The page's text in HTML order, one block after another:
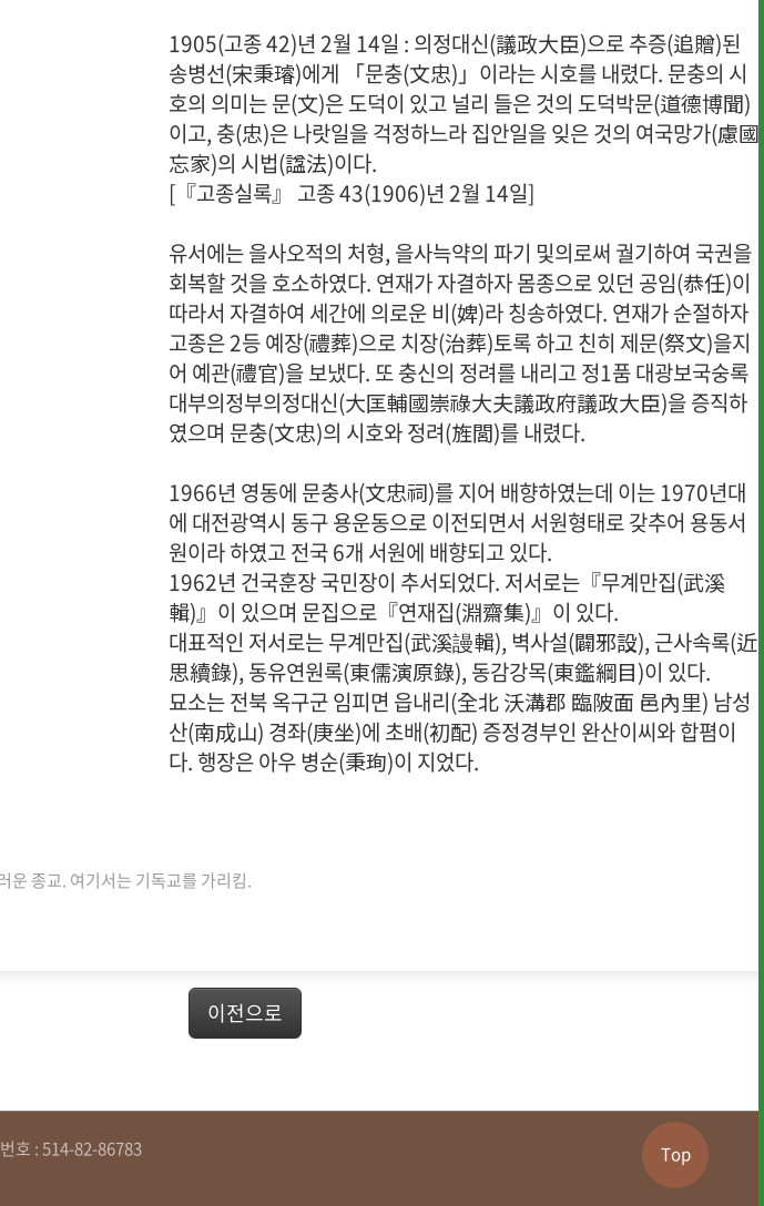
1905(고종 42)년 2월 14일 : 의정대신(議政大臣)으로 추증(追贈)된
송병선(宋秉璿)에게 「문충(文忠)」이라는 시호를 내렸다. 문충의 시
호의 의미는 문(文)은 도덕이 있고 널리 들은 것의 도덕박문(道德博聞)
이고, 충(忠)은 나랏일을 걱정하느라 집안일을 잊은 것의 여국망가(慮國
忘家)의 시법(諡法)이다.
[『고종실록』 고종 43(1906)년 2월 14일]
유서에는 을사오적의 처형, 을사늑약의 파기 및의로써 궐기하여 국권을
회복할 것을 호소하였다. 연재가 자결하자 몸종으로 있던 공임(恭任)이
따라서 자결하여 세간에 의로운 비(婢)라 칭송하였다. 연재가 순절하자
고종은 2등 예장(禮葬)으로 치장(治葬)토록 하고 친히 제문(祭文)을지
어 예관(禮官)을 보냈다. 또 충신의 정려를 내리고 정1품 대광보국숭록
대부의정부의정대신(大匡輔國崇祿大夫議政府議政大臣)을 증직하
였으며 문충(文忠)의 시호와 정려(旌閭)를 내렸다.
1966년 영동에 문충사(文忠祠)를 지어 배향하였는데 이는 1970년대
에 대전광역시 동구 용운동으로 이전되면서 서원형태로 갖추어 용동서
원이라 하였고 전국 6개 서원에 배향되고 있다.
1962년 건국훈장 국민장이 추서되었다. 저서로는『무계만집(武溪
輯)』이 있으며 문집으로『연재집(淵齋集)』이 있다.
대표적인 저서로는 무계만집(武溪謾輯), 벽사설(闢邪設), 근사속록(近
思續錄), 동유연원록(東儒演原錄), 동감강목(東鑑綱目)이 있다.
묘소는 전북 옥구군 임피면 읍내리(全北 沃溝郡 臨陂面 邑內里) 남성
산(南成山) 경좌(庚坐)에 초배(初配) 증정경부인 완산이씨와 합폄이
다. 행장은 아우 병순(秉珣)이 지었다.
운 종교. 여기서는 기독교를 가리킴.
이전으로
Top
호 : 514-82-86783